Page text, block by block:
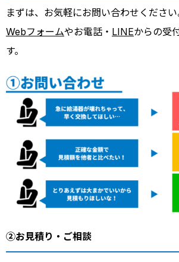
まずは、お気軽にお問い合わせくださ
Webフォームやお電話・ LINEからの受
す。
②お見積り・ご相談